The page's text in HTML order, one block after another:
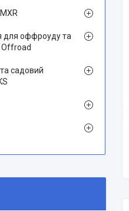
для оффроуду та
Offroad
садовий